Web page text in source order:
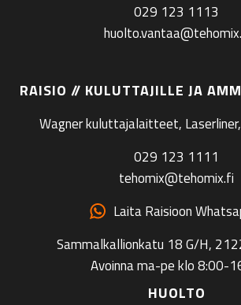
029 123 1113
RAISIO // KULUTTAJILLE JA
Wagner kuluttajalaitteet,
029 123 1111
tehomix@tehomix.fi
Laita Raisioon
Sammalkallionkatu 18 G/H,
Avoinna ma-pe klo 8:00-
HUOLTO